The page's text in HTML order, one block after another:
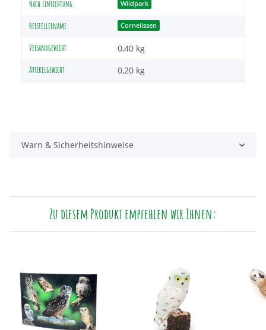
Nach Einrichtung: Wildpark
Herstellername: Cornelissen
Versandgewicht: 0,40 kg
Artikelgewicht: 0,20 kg
Warn & Sicherheitshinweise
Zu diesem Produkt empfehlen wir Ihnen: